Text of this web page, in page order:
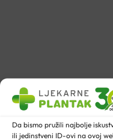
Da bismo pružili najbolje
ili jedinstveni ID-ovi na ovoj